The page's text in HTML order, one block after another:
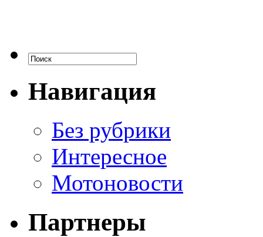
Навигация
Без рубрики
Интересное
Мотоновости
Партнеры